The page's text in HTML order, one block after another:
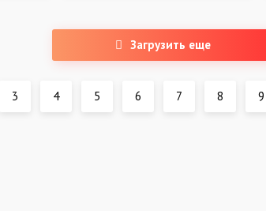
Загрузить еще
3 4 5 6 7 8 9